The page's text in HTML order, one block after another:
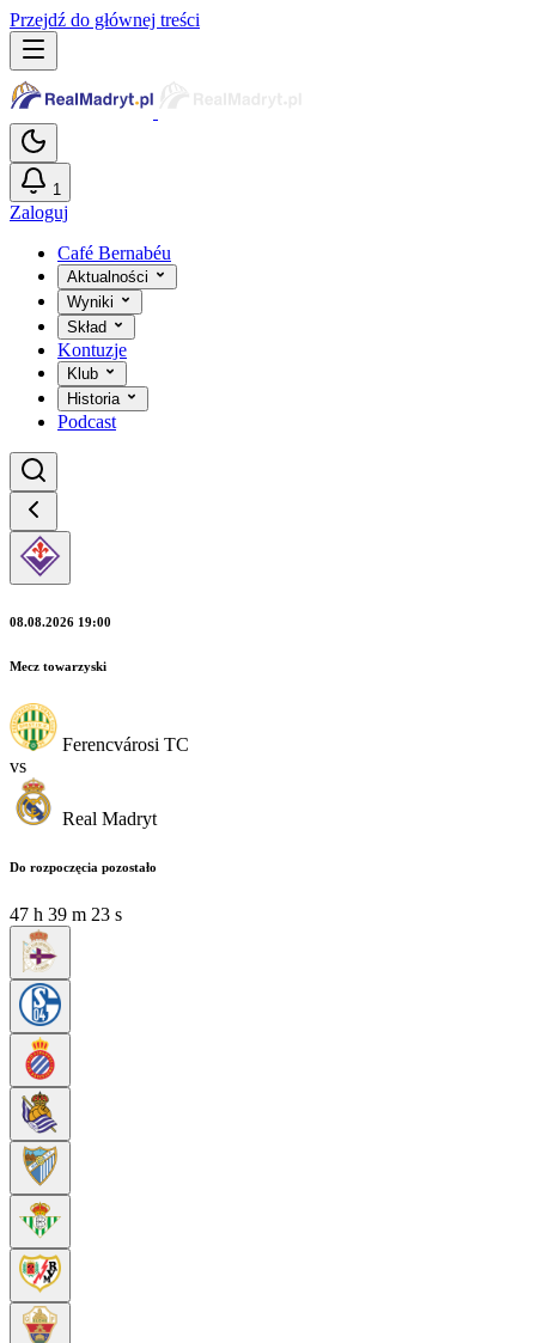
Przejdź do głównej treści
1
Zaloguj
Café Bernabéu
Aktualności
Wyniki
Skład
Kontuzje
Klub
Historia
Podcast
08.08.2026 19:00
Mecz towarzyski
Ferencvárosi TC
vs
Real Madryt
Do rozpoczęcia pozostało
47 h 39 m 22 s